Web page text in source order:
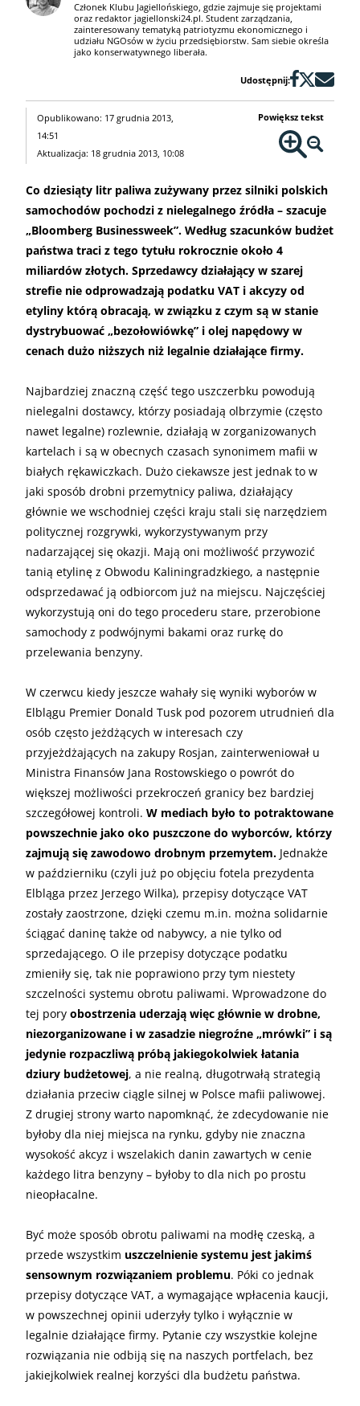
Członek Klubu Jagiellońskiego, gdzie zajmuje się projektami
oraz redaktor jagiellonski24.pl. Student zarządzania,
zainteresowany tematyką patriotyzmu ekonomicznego i
udziału NGOsów w życiu przedsiębiorstw. Sam siebie określa
jako konserwatywnego liberała.
Udostępnij:
Opublikowano: 17 grudnia 2013,
14:51
Aktualizacja: 18 grudnia 2013, 10:08
Powiększ tekst
Co dziesiąty litr paliwa zużywany przez silniki polskich
samochodów pochodzi z nielegalnego źródła – szacuje
„Bloomberg Businessweek”. Według szacunków budżet
państwa traci z tego tytułu rokrocznie około 4
miliardów złotych. Sprzedawcy działający w szarej
strefie nie odprowadzają podatku VAT i akcyzy od
etyliny którą obracają, w związku z czym są w stanie
dystrybuować „bezołowiówkę” i olej napędowy w
cenach dużo niższych niż legalnie działające firmy.
Najbardziej znaczną część tego uszczerbku powodują
nielegalni dostawcy, którzy posiadają olbrzymie (często
nawet legalne) rozlewnie, działają w zorganizowanych
kartelach i są w obecnych czasach synonimem mafii w
białych rękawiczkach. Dużo ciekawsze jest jednak to w
jaki sposób drobni przemytnicy paliwa, działający
głównie we wschodniej części kraju stali się narzędziem
politycznej rozgrywki, wykorzystywanym przy
nadarzającej się okazji. Mają oni możliwość przywozić
tanią etylinę z Obwodu Kaliningradzkiego, a następnie
odsprzedawać ją odbiorcom już na miejscu. Najczęściej
wykorzystują oni do tego procederu stare, przerobione
samochody z podwójnymi bakami oraz rurkę do
przelewania benzyny.
W czerwcu kiedy jeszcze wahały się wyniki wyborów w
Elblągu Premier Donald Tusk pod pozorem utrudnień dla
osób często jeżdżących w interesach czy
przyjeżdżających na zakupy Rosjan, zainterweniował u
Ministra Finansów Jana Rostowskiego o powrót do
większej możliwości przekroczeń granicy bez bardziej
szczegółowej kontroli. W mediach było to potraktowane
powszechnie jako oko puszczone do wyborców, którzy
zajmują się zawodowo drobnym przemytem. Jednakże
w październiku (czyli już po objęciu fotela prezydenta
Elbląga przez Jerzego Wilka), przepisy dotyczące VAT
zostały zaostrzone, dzięki czemu m.in. można solidarnie
ściągać daninę także od nabywcy, a nie tylko od
sprzedającego. O ile przepisy dotyczące podatku
zmieniły się, tak nie poprawiono przy tym niestety
szczelności systemu obrotu paliwami. Wprowadzone do
tej pory obostrzenia uderzają więc głównie w drobne,
niezorganizowane i w zasadzie niegroźne „mrówki” i są
jedynie rozpaczliwą próbą jakiegokolwiek łatania
dziury budżetowej, a nie realną, długotrwałą strategią
działania przeciw ciągle silnej w Polsce mafii paliwowej.
Z drugiej strony warto napomknąć, że zdecydowanie nie
byłoby dla niej miejsca na rynku, gdyby nie znaczna
wysokość akcyz i wszelakich danin zawartych w cenie
każdego litra benzyny – byłoby to dla nich po prostu
nieopłacalne.
Być może sposób obrotu paliwami na modłę czeską, a
przede wszystkim uszczelnienie systemu jest jakimś
sensownym rozwiązaniem problemu. Póki co jednak
przepisy dotyczące VAT, a wymagające wpłacenia kaucji,
w powszechnej opinii uderzyły tylko i wyłącznie w
legalnie działające firmy. Pytanie czy wszystkie kolejne
rozwiązania nie odbiją się na naszych portfelach, bez
jakiejkolwiek realnej korzyści dla budżetu państwa.